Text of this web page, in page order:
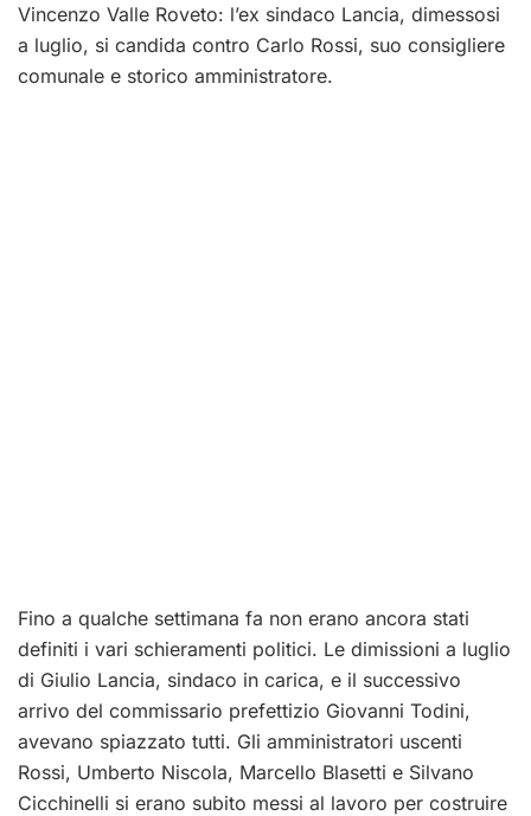
Vincenzo Valle Roveto: l’ex sindaco Lancia, dimessosi
a luglio, si candida contro Carlo Rossi, suo consigliere
comunale e storico amministratore.
Fino a qualche settimana fa non erano ancora stati
definiti i vari schieramenti politici. Le dimissioni a luglio
di Giulio Lancia, sindaco in carica, e il successivo
arrivo del commissario prefettizio Giovanni Todini,
avevano spiazzato tutti. Gli amministratori uscenti
Rossi, Umberto Niscola, Marcello Blasetti e Silvano
Cicchinelli si erano subito messi al lavoro per costruire